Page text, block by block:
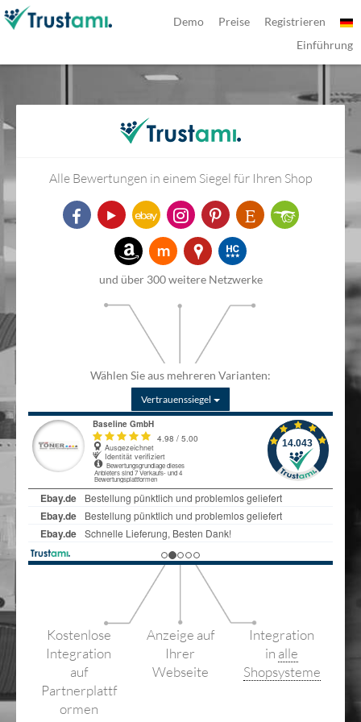
Registrieren
Preise
Demo
Einführung
Alle Bewertungen in einem Siegel für Ihren Shop
und über 300 weitere Netzwerke
Wählen Sie aus mehreren Varianten:
Vertrauenssiegel
Kostenlose
Integration
auf
Partnerplattf
ormen
Anzeige auf
Ihrer
Webseite
Integration
in alle
Shopsysteme